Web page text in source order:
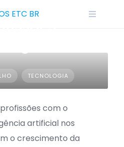
TECNOLOGIA
com o
artificial nos
o crescimento da